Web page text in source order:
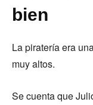
bien
La piratería era
muy altos.
Se cuenta que